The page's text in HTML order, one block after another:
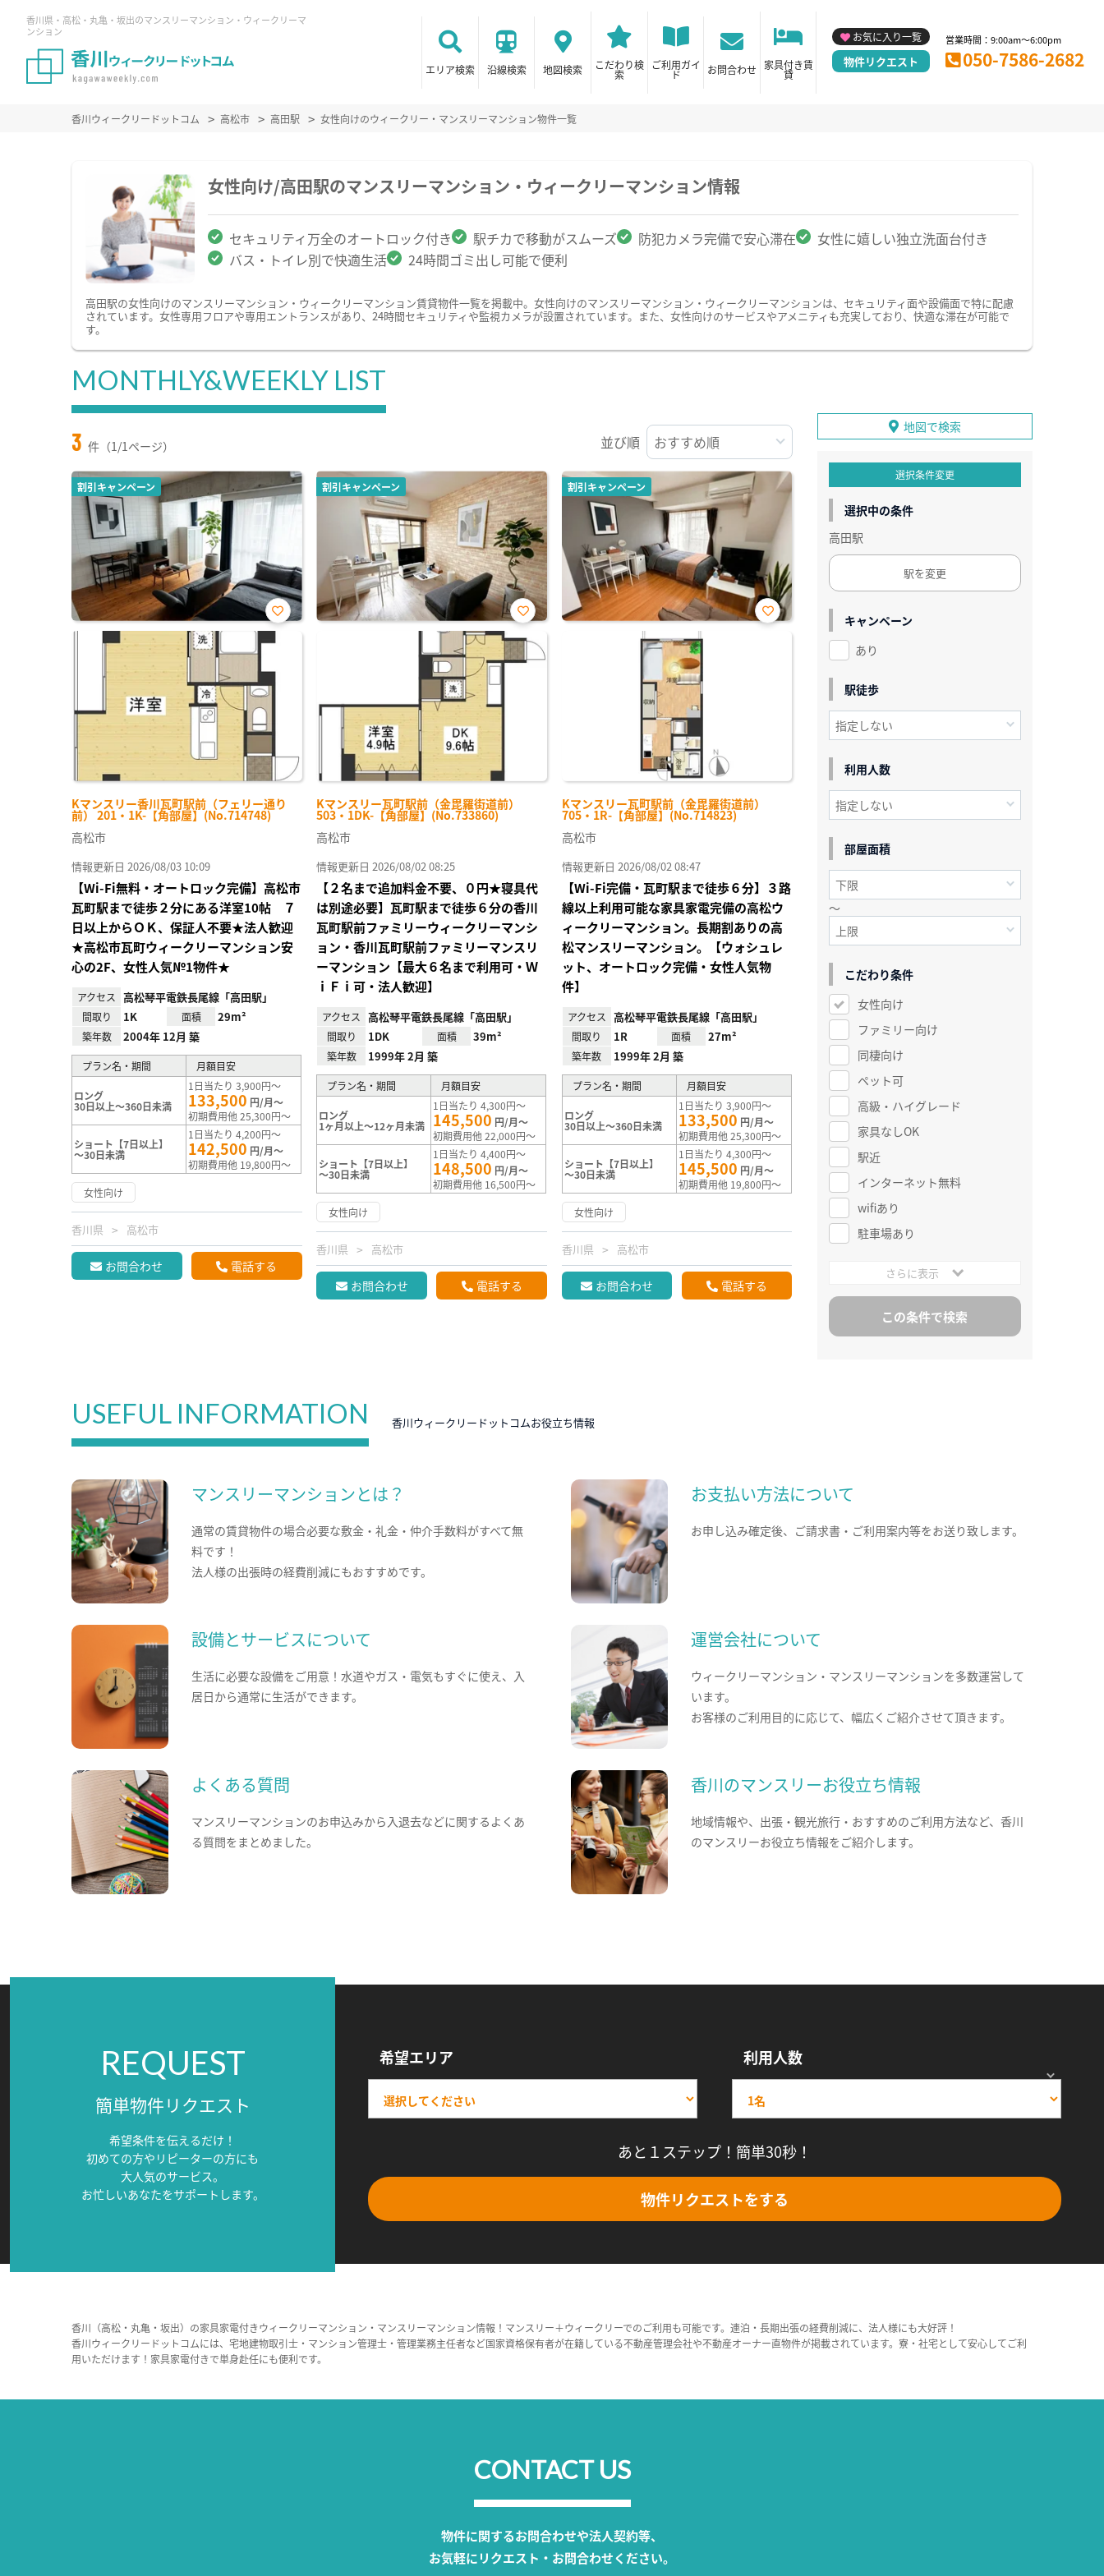
香川県・高松・丸亀・坂出のマンスリーマンション・ウィークリーマ
ンション
エリア検索 沿線検索 地図検索 こだわり検
索
ご利用ガイ
ド お問合わせ 家具付き賃
貸
お気に入り一覧
物件リクエスト
営業時間：9:00am～6:00pm
050-7586-2682
香川ウィークリードットコム 高松市 高田駅 女性向けのウィークリー・マンスリーマンション物件一覧
女性向け/高田駅のマンスリーマンション・ウィークリーマンション情報
セキュリティ万全のオートロック付き 駅チカで移動がスムーズ 防犯カメラ完備で安心滞在
女性に嬉しい独立洗面台付き
バス・トイレ別で快適生活
24時間ゴミ出し可能で便利
高田駅の女性向けのマンスリーマンション・ウィークリーマンション賃貸物件一覧を掲載中。女性向けのマンスリーマンション・ウィークリーマンションは、セキュリティ面や設備面で特に配慮
されています。女性専用フロアや専用エントランスがあり、24時間セキュリティや監視カメラが設置されています。また、女性向けのサービスやアメニティも充実しており、快適な滞在が可能で
す。
MONTHLY&WEEKLY LIST
3 件（1/1ページ） 並び順
割引キャンペーン
Kマンスリー香川瓦町駅前（フェリー通り
前） 201・1K-【角部屋】(No.714748)
お気
に入
高松市
情報更新日 2026/08/03 10:09
【Wi-Fi無料・オートロック完備】高松市
瓦町駅まで徒歩２分にある洋室10帖 ７
日以上からＯＫ、保証人不要★法人歓迎
★高松市瓦町ウィークリーマンション安
心の2F、女性人気№1物件★
アクセス 高松琴平電鉄長尾線「高田駅」
間取り 1K 面積 29m²
築年数 2004年 12月 築
プラン名・期間 月額目安
ロング
30日以上～360日未満
1日当たり 3,900円～
133,500 円/月～
初期費用他 25,300円～
ショート【7日以上】
～30日未満
1日当たり 4,200円～
142,500 円/月～
初期費用他 19,800円～
女性向け
香川県 高松市
お問合わせ 電話する
割引キャンペーン
Kマンスリー瓦町駅前（金毘羅街道前）
503・1DK-【角部屋】(No.733860)
お気
に入
録
高松市
情報更新日 2026/08/02 08:25
【２名まで追加料金不要、０円★寝具代
は別途必要】瓦町駅まで徒歩６分の香川
瓦町駅前ファミリーウィークリーマンシ
ョン・香川瓦町駅前ファミリーマンスリ
ーマンション【最大６名まで利用可・Ｗ
ｉＦｉ可・法人歓迎】
アクセス 高松琴平電鉄長尾線「高田駅」
間取り 1DK 面積 39m²
築年数 1999年 2月 築
プラン名・期間 月額目安
ロング
1ヶ月以上～12ヶ月未満
1日当たり 4,300円～
145,500 円/月～
初期費用他 22,000円～
ショート【7日以上】
～30日未満
1日当たり 4,400円～
148,500 円/月～
初期費用他 16,500円～
女性向け
香川県 高松市
お問合わせ 電話する
割引キャンペーン
Kマンスリー瓦町駅前（金毘羅街道前）
705・1R-【角部屋】(No.714823)
お気
高松市
情報更新日 2026/08/02 08:47
【Wi-Fi完備・瓦町駅まで徒歩６分】３路
線以上利用可能な家具家電完備の高松ウ
ィークリーマンション。長期割ありの高
松マンスリーマンション。【ウォシュレ
ット、オートロック完備・女性人気物
件】
アクセス 高松琴平電鉄長尾線「高田駅」
間取り 1R 面積 27m²
築年数 1999年 2月 築
プラン名・期間 月額目安
ロング
30日以上～360日未満
1日当たり 3,900円～
133,500 円/月～
初期費用他 25,300円～
ショート【7日以上】
～30日未満
1日当たり 4,300円～
145,500 円/月～
初期費用他 19,800円～
女性向け
香川県 高松市
お問合わせ 電話する
地図で検索
選択条件変更
選択中の条件
高田駅
駅を変更
キャンペーン
あり
駅徒歩
利用人数
部屋面積
～
こだわり条件
女性向け
ファミリー向け
同棲向け
ペット可
高級・ハイグレード
家具なしOK
駅近
インターネット無料
wifiあり
駐車場あり
さらに表示
USEFUL INFORMATION 香川ウィークリードットコムお役立ち情報
マンスリーマンションとは？
通常の賃貸物件の場合必要な敷金・礼金・仲介手数料がすべて無
料です！
法人様の出張時の経費削減にもおすすめです。
お支払い方法について
お申し込み確定後、ご請求書・ご利用案内等をお送り致します。
設備とサービスについて
生活に必要な設備をご用意！水道やガス・電気もすぐに使え、入
居日から通常に生活ができます。
運営会社について
ウィークリーマンション・マンスリーマンションを多数運営して
います。
お客様のご利用目的に応じて、幅広くご紹介させて頂きます。
よくある質問
マンスリーマンションのお申込みから入退去などに関するよくあ
る質問をまとめました。
香川のマンスリーお役立ち情報
地域情報や、出張・観光旅行・おすすめのご利用方法など、香川
のマンスリーお役立ち情報をご紹介します。
REQUEST
簡単物件リクエスト
希望条件を伝えるだけ！
初めての方やリピーターの方にも
大人気のサービス。
お忙しいあなたをサポートします。
希望エリア 利用人数
あと１ステップ！簡単30秒！
物件リクエストをする
香川（高松・丸亀・坂出）の家具家電付きウィークリーマンション・マンスリーマンション情報！マンスリー＋ウィークリーでのご利用も可能です。連泊・長期出張の経費削減に、法人様にも大好評！
香川ウィークリードットコムには、宅地建物取引士・マンション管理士・管理業務主任者など国家資格保有者が在籍している不動産管理会社や不動産オーナー直物件が掲載されています。寮・社宅として安心してご利
用いただけます！家具家電付きで単身赴任にも便利です。
CONTACT US
物件に関するお問合わせや法人契約等、
お気軽にリクエスト・お問合わせください。